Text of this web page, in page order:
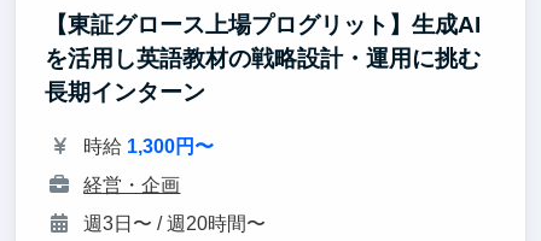
【東証グロース上場プログリット】生成AI
を活用し英語教材の戦略設計・運用に挑む
長期インターン
時給 1,300円〜
経営・企画
週3日〜 / 週20時間〜